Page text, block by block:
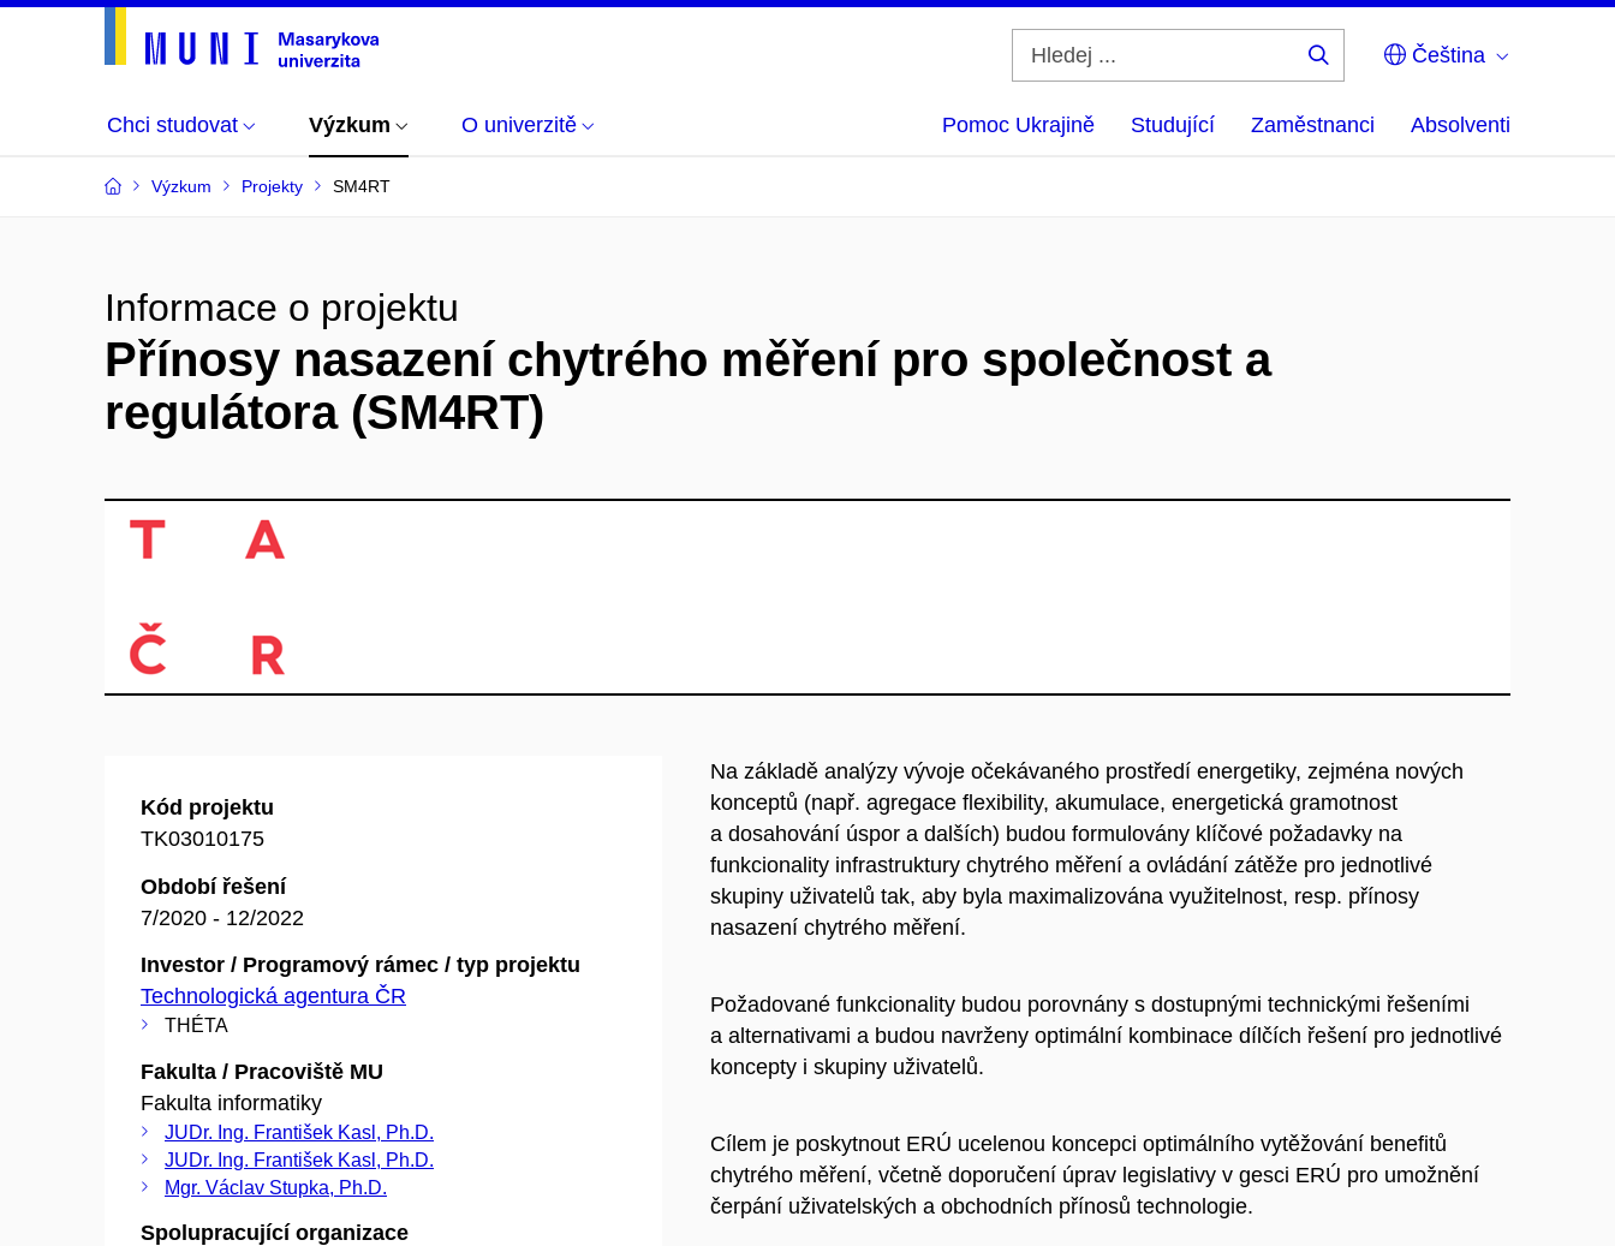
Čeština
Chci studovat Výzkum O univerzitě Pomoc Ukrajině Studující Zaměstnanci Absolventi
Výzkum Projekty SM4RT
Informace o projektu
Přínosy nasazení chytrého měření pro společnost a
regulátora (SM4RT)
Kód projektu
TK03010175
Období řešení
7/2020 - 12/2022
Investor / Programový rámec / typ projektu
Technologická agentura ČR
THÉTA
Fakulta / Pracoviště MU
Fakulta informatiky
JUDr. Ing. František Kasl, Ph.D.
JUDr. Ing. František Kasl, Ph.D.
Mgr. Václav Stupka, Ph.D.
Spolupracující organizace
Na základě analýzy vývoje očekávaného prostředí energetiky, zejména nových
konceptů (např. agregace flexibility, akumulace, energetická gramotnost
a dosahování úspor a dalších) budou formulovány klíčové požadavky na
funkcionality infrastruktury chytrého měření a ovládání zátěže pro jednotlivé
skupiny uživatelů tak, aby byla maximalizována využitelnost, resp. přínosy
nasazení chytrého měření.
Požadované funkcionality budou porovnány s dostupnými technickými řešeními
a alternativami a budou navrženy optimální kombinace dílčích řešení pro jednotlivé
koncepty i skupiny uživatelů.
Cílem je poskytnout ERÚ ucelenou koncepci optimálního vytěžování benefitů
chytrého měření, včetně doporučení úprav legislativy v gesci ERÚ pro umožnění
čerpání uživatelských a obchodních přínosů technologie.